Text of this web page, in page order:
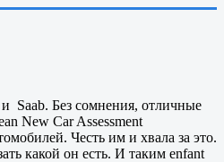
Saab. Без сомнения, отличные
New Car Assessment
Честь им и хвала за это.
какой он есть. И таким enfant